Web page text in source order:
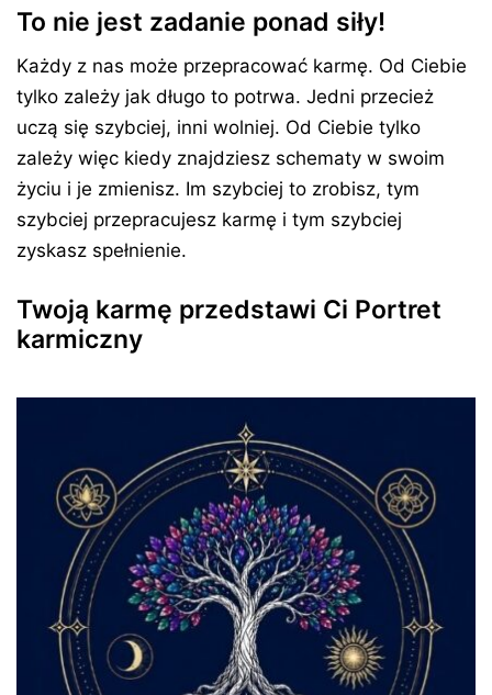
To nie jest zadanie ponad siły!
Każdy z nas może przepracować karmę. Od Ciebie
tylko zależy jak długo to potrwa. Jedni przecież
uczą się szybciej, inni wolniej. Od Ciebie tylko
zależy więc kiedy znajdziesz schematy w swoim
życiu i je zmienisz. Im szybciej to zrobisz, tym
szybciej przepracujesz karmę i tym szybciej
zyskasz spełnienie.
Twoją karmę przedstawi Ci Portret
karmiczny